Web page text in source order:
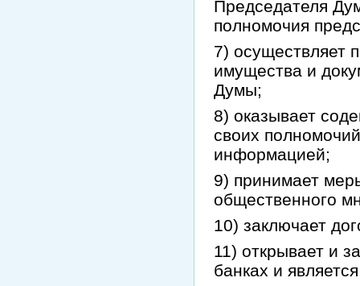
Председателя
полномочия
7) осуществляет
имущества и
Думы;
8) оказывает
своих
информацией;
9) принимает
общественного
10) заключает
11) открывает и
банках и